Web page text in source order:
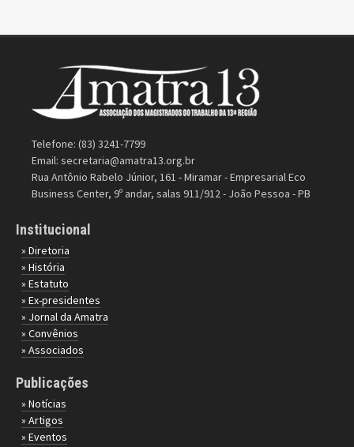
Telefone: (83) 3241-7799
Email: secretaria@amatra13.org.br
Rua Antônio Rabelo Júnior, 161 - Miramar - Empresarial Eco
Business Center, 9º andar, salas 911/912 - João Pessoa - PB
Institucional
» Diretoria
» História
» Estatuto
» Ex-presidentes
» Jornal da Amatra
» Convênios
» Associados
Publicações
» Notícias
» Artigos
» Eventos